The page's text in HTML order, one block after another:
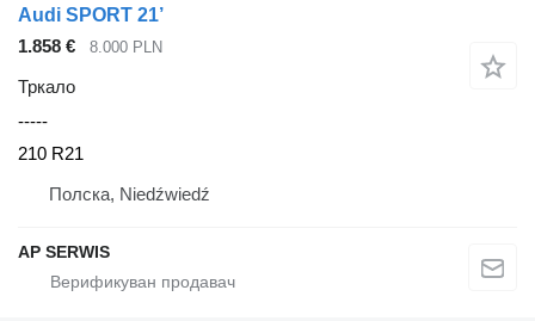
Audi SPORT 21’
1.858 €
8.000 PLN
Тркало
-----
210 R21
Полска, Niedźwiedź
AP SERWIS